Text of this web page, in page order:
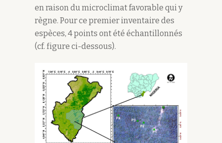
en raison du microclimat favorable qui y
règne. Pour ce premier inventaire des
espèces, 4 points ont été échantillonnés
(cf. figure ci-dessous).